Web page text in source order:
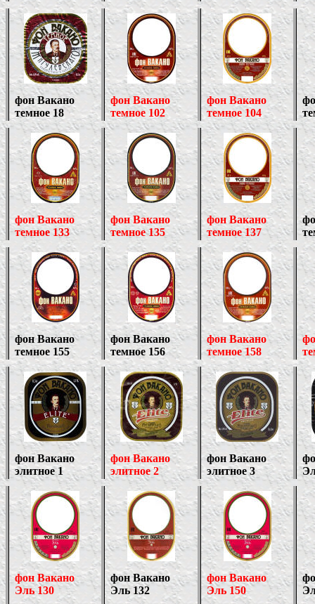
фон Вакано
темное 18
фон Вакано
темное 102
фон Вакано
темное 104
фон Вакано
темное 133
фон Вакано
темное 135
фон Вакано
темное 137
фон Вакано
темное 155
фон Вакано
темное 156
фон Вакано
темное 158
фон Вакано
элитное 1
фон Вакано
элитное2
фон Вакано
элитное3
фон Вакано
Эль130
фон Вакано
Эль 132
фон Вакано
Эль 150